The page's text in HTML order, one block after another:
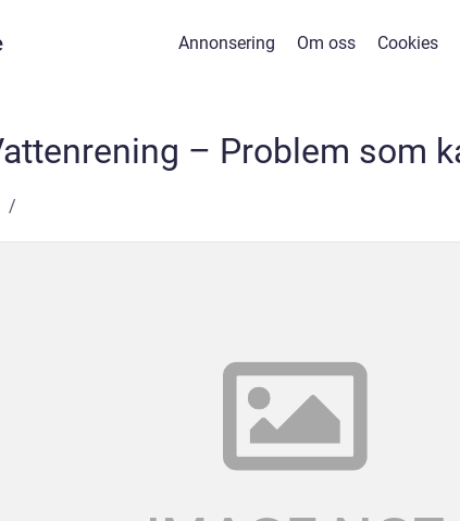
Annonsering Om oss Cookies
– Problem som